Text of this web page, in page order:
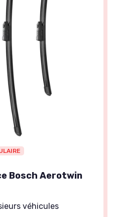
Bosch Aerotwin
véhicules